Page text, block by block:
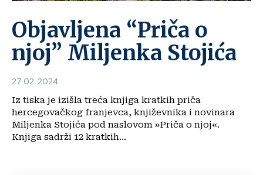
Objavljena “Priča o
njoj” Miljenka Stojića
27. 02. 2024.
Iz tiska je izišla treća knjiga kratkih priča
hercegovačkog franjevca, književnika i novinara
Miljenka Stojića pod naslovom »Priča o njoj«.
Knjiga sadrži 12 kratkih...